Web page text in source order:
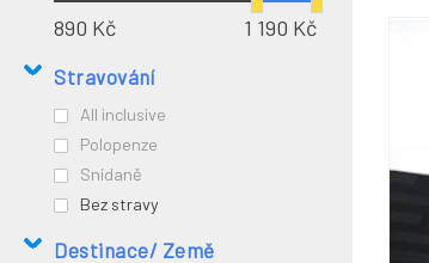
890 Kč 1 190 Kč
Stravování
All inclusive
Polopenze
Snídaně
Bez stravy
Destinace/ Země